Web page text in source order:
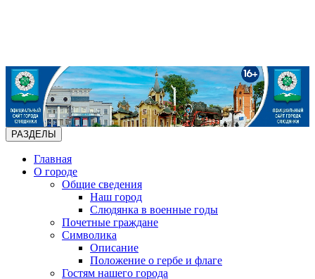
РАЗДЕЛЫ
Главная
О городе
Общие сведения
Наш город
Слюдянка в военные годы
Почетные граждане
Символика
Описание
Положение о гербе и флаге
Гостям нашего города